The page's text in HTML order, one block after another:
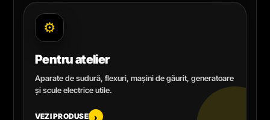
⚙️
Pentru atelier
Aparate de sudură, flexuri, mașini de găurit, generatoare
și scule electrice utile.
VEZI PRODUSE ›